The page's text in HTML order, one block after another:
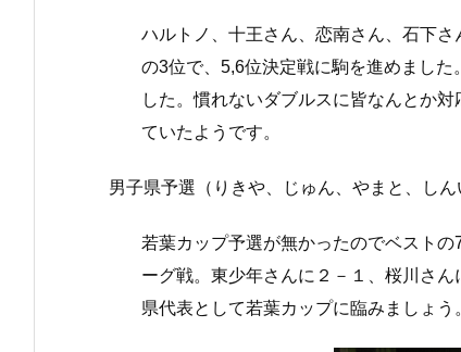
ハルトノ、十王さん、恋南さん、石下
の3位で、5,6位決定戦に駒を進めまし
した。慣れないダブルスに皆なんとか
ていたようです。
男子県予選（りきや、じゅん、やまと、し
若葉カップ予選が無かったのでベスト
ーグ戦。東少年さんに２－１、桜川さ
県代表として若葉カップに臨みましょう